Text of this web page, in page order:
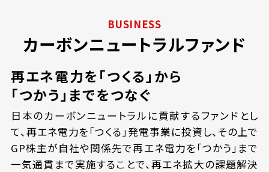
BUSINESS
カーボンニュートラルファンド
再エネ電力を「つくる」から
「つかう」までをつなぐ
日本のカーボンニュートラルに貢献するファンドとし
て、再エネ電力を「つくる」発電事業に投資し、その上で
GP株主が自社や関係先で再エネ電力を「つかう」まで
一気通貫まで実施することで、再エネ拡大の課題解決